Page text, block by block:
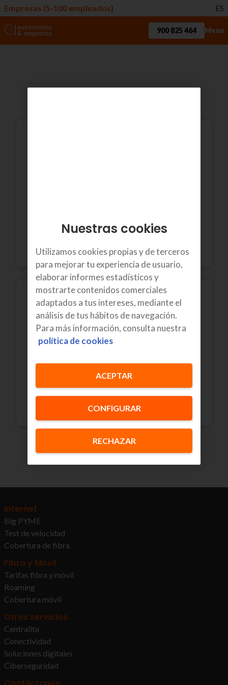
Empresas (5-100 empleados) ES
900 825 464 Menú
Condiciones Legales
Internet
Big PYME
Test de velocidad
Cobertura de fibra
Fibra y Móvil
Tarifas fibra y móvil
Roaming
Cobertura móvil
Otros servicios
Centralita
Conectividad
Soluciones digitales
Ciberseguridad
Nuestras cookies
Utilizamos cookies propias y de terceros
para mejorar tu experiencia de usuario,
elaborar informes estadísticos y
mostrarte contenidos comerciales
adaptados a tus intereses, mediante el
análisis de tus hábitos de navegación.
Para más información, consulta nuestra
política de cookies
CONFIGURAR
RECHAZAR
ACEPTAR